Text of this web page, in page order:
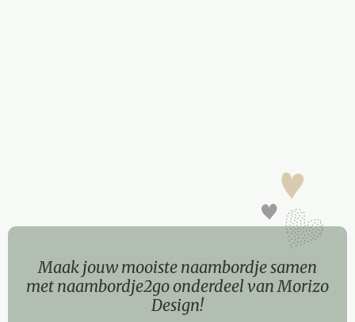
Maak jouw mooiste naambordje samen
met naambordje2go onderdeel van Morizo
Design!